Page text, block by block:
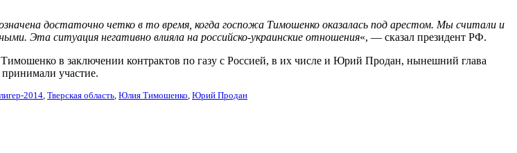
достаточно четко в то время, когда госпожа Тимошенко оказалась под арестом. Мы считали и
Эта ситуация негативно влияла на российско-украинские отношения«, — сказал президент РФ.
в заключении контрактов по газу с Россией, в их числе и Юрий Продан, нынешний глава
участие.
2014, Тверская область, Юлия Тимошенко, Юрий Продан